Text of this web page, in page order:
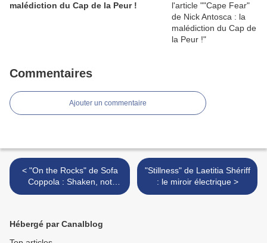
malédiction du Cap de la Peur !
Commentaires
Ajouter un commentaire
< "On the Rocks" de Sofa
Coppola : Shaken, not
Stirred !
"Stillness" de Laetitia Shériff
: le miroir électrique >
Hébergé par Canalblog